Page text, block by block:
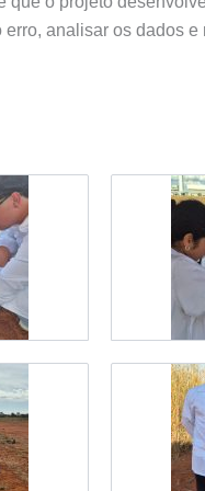
analisar os dados